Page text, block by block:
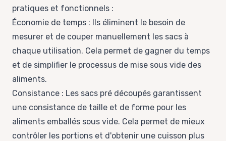
pratiques et fonctionnels :
Économie de temps : Ils éliminent le besoin de
mesurer et de couper manuellement les sacs à
chaque utilisation. Cela permet de gagner du temps
et de simplifier le processus de mise sous vide des
aliments.
Consistance : Les sacs pré découpés garantissent
une consistance de taille et de forme pour les
aliments emballés sous vide. Cela permet de mieux
contrôler les portions et d'obtenir une cuisson plus